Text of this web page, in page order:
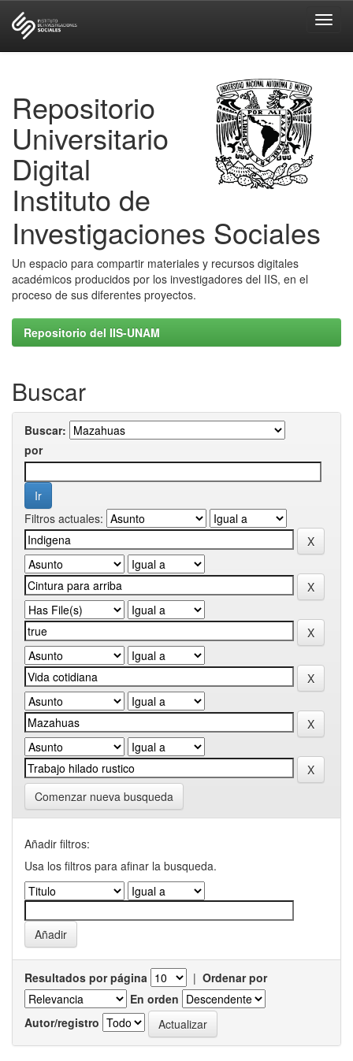
Repositorio
Universitario
Digital
Instituto de
Investigaciones Sociales
Un espacio para compartir materiales y recursos digitales
académicos producidos por los investigadores del IIS, en el
proceso de sus diferentes proyectos.
Repositorio del IIS-UNAM
Buscar
Buscar:
por
Filtros actuales:
Comenzar nueva busqueda
Añadir filtros:
Usa los filtros para afinar la busqueda.
Resultados por página | Ordenar por
En orden
Autor/registro